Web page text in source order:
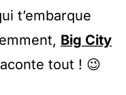
t’embarque
Big City
tout ! 😉